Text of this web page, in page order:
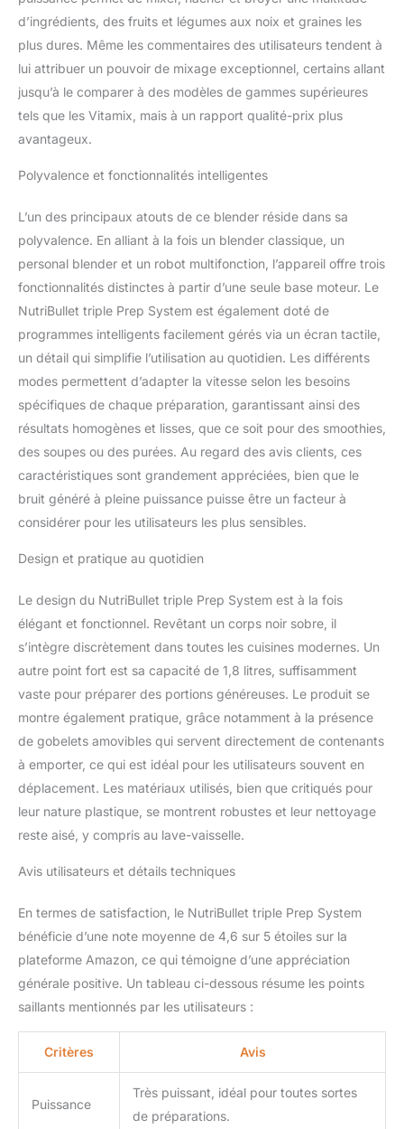
préparations simples et
rapides. [L'ENSEMBLE
COMPREND] (1) Pichet
1,8 L, (1) Bol
multifonction 1,8L, (2)
Tasses, (2) Couvercles
de voyage, (1) Lames en
(1) Pétrin, (1) Couteau, (1)
[ECRAN TACTILE DE
CONTROLE] La base
s'illumine avec les
différents programmes et
les options. Intuitif et
facile à utiliser. [BLENDER
1,8L] Réalisez des
purées, des boissons
glacées, des smoothie
ou encore des lait
végétaux. [BOL
MULTIFONCTION 1,8L]
Fixez le bol multifonction
à la base, puis choisissez
entre le disque à
trancher/râper, le
pétrin. Les accessoires
robot lorsqu'ils ne sont
d’ingrédients, des fruits et légumes aux noix et graines les
plus dures. Même les commentaires des utilisateurs tendent à
lui attribuer un pouvoir de mixage exceptionnel, certains allant
jusqu’à le comparer à des modèles de gammes supérieures
tels que les Vitamix, mais à un rapport qualité-prix plus
avantageux.
Polyvalence et fonctionnalités intelligentes
L’un des principaux atouts de ce blender réside dans sa
polyvalence. En alliant à la fois un blender classique, un
personal blender et un robot multifonction, l’appareil offre trois
fonctionnalités distinctes à partir d’une seule base moteur. Le
NutriBullet triple Prep System est également doté de
programmes intelligents facilement gérés via un écran tactile,
un détail qui simplifie l’utilisation au quotidien. Les différents
modes permettent d’adapter la vitesse selon les besoins
spécifiques de chaque préparation, garantissant ainsi des
résultats homogènes et lisses, que ce soit pour des smoothies,
des soupes ou des purées. Au regard des avis clients, ces
caractéristiques sont grandement appréciées, bien que le
bruit généré à pleine puissance puisse être un facteur à
considérer pour les utilisateurs les plus sensibles.
Design et pratique au quotidien
Le design du NutriBullet triple Prep System est à la fois
élégant et fonctionnel. Revêtant un corps noir sobre, il
s’intègre discrètement dans toutes les cuisines modernes. Un
autre point fort est sa capacité de 1,8 litres, suffisamment
vaste pour préparer des portions généreuses. Le produit se
montre également pratique, grâce notamment à la présence
de gobelets amovibles qui servent directement de contenants
à emporter, ce qui est idéal pour les utilisateurs souvent en
déplacement. Les matériaux utilisés, bien que critiqués pour
leur nature plastique, se montrent robustes et leur nettoyage
reste aisé, y compris au lave-vaisselle.
Avis utilisateurs et détails techniques
En termes de satisfaction, le NutriBullet triple Prep System
bénéficie d’une note moyenne de 4,6 sur 5 étoiles sur la
plateforme Amazon, ce qui témoigne d’une appréciation
générale positive. Un tableau ci-dessous résume les points
saillants mentionnés par les utilisateurs :
Critères Avis
Puissance
Très puissant, idéal pour toutes sortes
de préparations.